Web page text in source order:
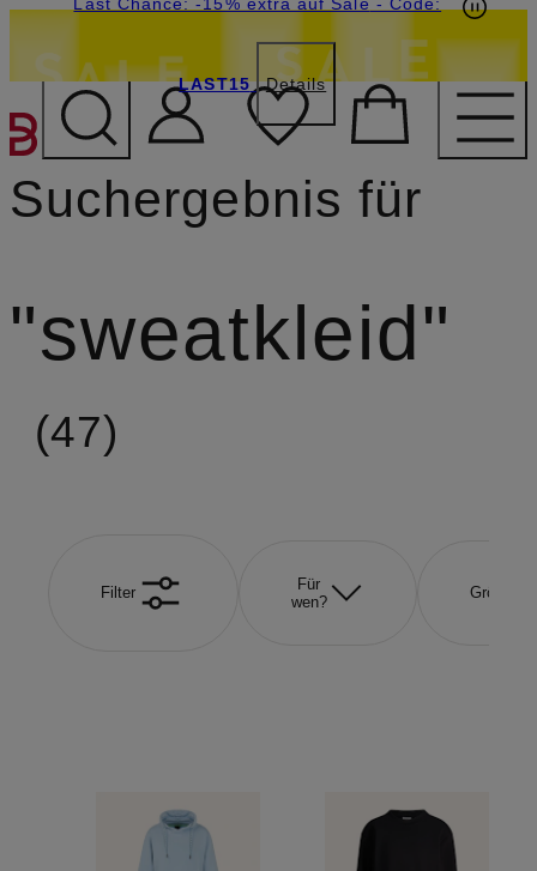
ZUM HAUPTINHALT
LAST15 Details
Suchergebnis für
sweatkleid
47
Filter
Für
wen?
Größe